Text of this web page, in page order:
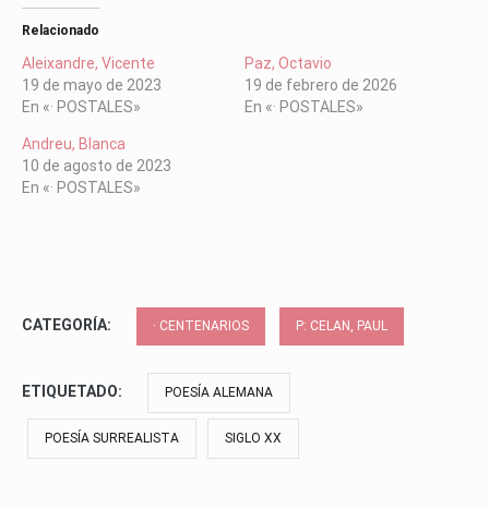
Relacionado
Aleixandre, Vicente
19 de mayo de 2023
En «· POSTALES»
Paz, Octavio
19 de febrero de 2026
En «· POSTALES»
Andreu, Blanca
10 de agosto de 2023
En «· POSTALES»
CATEGORÍA: · CENTENARIOS P: CELAN, PAUL
ETIQUETADO: POESÍA ALEMANA
POESÍA SURREALISTA SIGLO XX